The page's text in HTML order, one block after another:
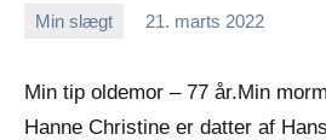
Min slægt 21. marts 2022
Min tip oldemor – 77 år.Min
Hanne Christine er datter af